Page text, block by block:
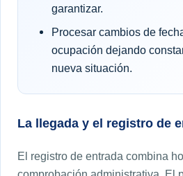
garantizar.
Procesar cambios de
ocupación dejando
nueva situación.
La llegada y el registro de
El registro de entrada combina